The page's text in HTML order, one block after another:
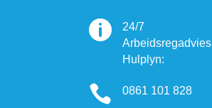

24/7
Arbeidsregadvies
Hulplyn:
 0861 101 828